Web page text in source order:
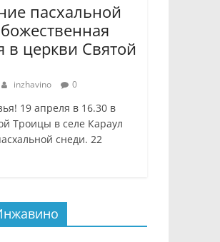
пасхальной
в церкви Святой
inzhavino 0
19 апреля в 16.30 в
Троицы в селе Караул
снеди. 22